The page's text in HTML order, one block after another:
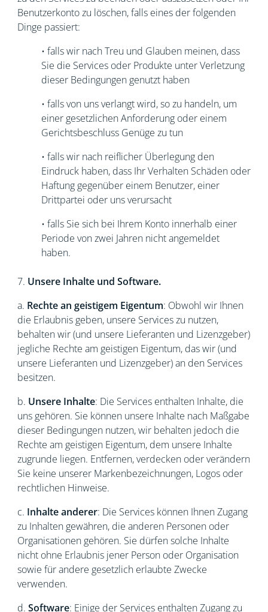
Benutzerkonto zu löschen, falls eines der folgenden
Dinge passiert:
• falls wir nach Treu und Glauben meinen, dass
Sie die Services oder Produkte unter Verletzung
dieser Bedingungen genutzt haben
• falls von uns verlangt wird, so zu handeln, um
einer gesetzlichen Anforderung oder einem
Gerichtsbeschluss Genüge zu tun
• falls wir nach reiflicher Überlegung den
Eindruck haben, dass Ihr Verhalten Schäden oder
Haftung gegenüber einem Benutzer, einer
Drittpartei oder uns verursacht
• falls Sie sich bei Ihrem Konto innerhalb einer
Periode von zwei Jahren nicht angemeldet
haben.
7. Unsere Inhalte und Software.
a. Rechte an geistigem Eigentum: Obwohl wir Ihnen
die Erlaubnis geben, unsere Services zu nutzen,
behalten wir (und unsere Lieferanten und Lizenzgeber)
jegliche Rechte am geistigen Eigentum, das wir (und
unsere Lieferanten und Lizenzgeber) an den Services
besitzen.
b. Unsere Inhalte: Die Services enthalten Inhalte, die
uns gehören. Sie können unsere Inhalte nach Maßgabe
dieser Bedingungen nutzen, wir behalten jedoch die
Rechte am geistigen Eigentum, dem unsere Inhalte
zugrunde liegen. Entfernen, verdecken oder verändern
Sie keine unserer Markenbezeichnungen, Logos oder
rechtlichen Hinweise.
c. Inhalte anderer: Die Services können Ihnen Zugang
zu Inhalten gewähren, die anderen Personen oder
Organisationen gehören. Sie dürfen solche Inhalte
nicht ohne Erlaubnis jener Person oder Organisation
sowie für andere gesetzlich erlaubte Zwecke
verwenden.
d. Software: Einige der Services enthalten Zugang zu